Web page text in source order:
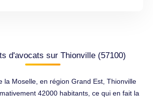
d'avocats sur Thionville (57100)
la Moselle, en région Grand Est, Thionville
42000 habitants, ce qui en fait la